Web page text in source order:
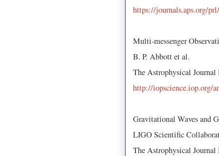
https://journals.aps.org/
Multi-messenger
B. P. Abbott et al.
The Astrophysical
http://iopscience.iop.org/
Gravitational Waves and
LIGO Scientific
The Astrophysical